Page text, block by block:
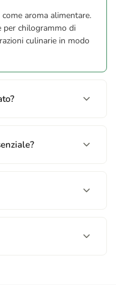
aroma alimentare.
per chilogrammo di
culinarie in modo